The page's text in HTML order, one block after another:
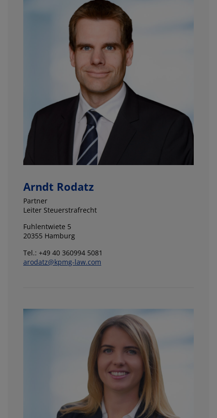
Arndt Rodatz
Partner
Leiter Steuerstrafrecht
Fuhlentwiete 5
20355 Hamburg
Tel.: +49 40 360994 5081
arodatz@kpmg-law.com